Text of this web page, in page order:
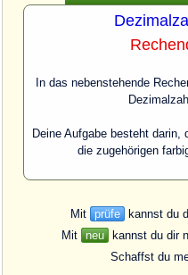
In das nebenstehende
Deine Aufgabe besteht darin,
die zugehörigen
Mit prüfe kannst du
Mit neu kannst du dir
Schaffst du